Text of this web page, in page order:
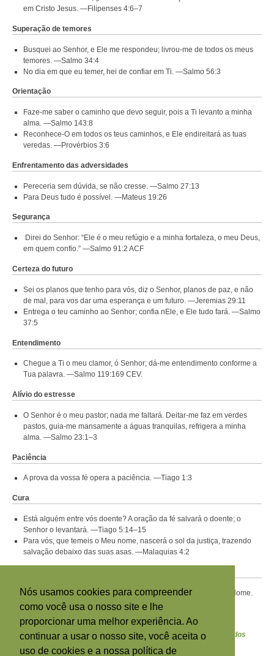
em Cristo Jesus. —Filipenses 4:6–7
Superação de temores
Busquei ao Senhor, e Ele me respondeu; livrou-me de todos os meus
temores. —Salmo 34:4
No dia em que eu temer, hei de confiar em Ti. —Salmo 56:3
Orientação
Faze-me saber o caminho que devo seguir, pois a Ti levanto a minha
alma. —Salmo 143:8
Reconhece-O em todos os teus caminhos, e Ele endireitará as tuas
veredas. —Provérbios 3:6
Enfrentamento das adversidades
Pereceria sem dúvida, se não cresse. —Salmo 27:13
Para Deus tudo é possível. —Mateus 19:26
Segurança
Direi do Senhor: “Ele é o meu refúgio e a minha fortaleza, o meu Deus,
em quem confio.” —Salmo 91:2 ACF
Certeza do futuro
Sei os planos que tenho para vós, diz o Senhor, planos de paz, e não
de mal, para vos dar uma esperança e um futuro. —Jeremias 29:11
Entrega o teu caminho ao Senhor; confia nEle, e Ele tudo fará. —Salmo
37:5
Entendimento
Chegue a Ti o meu clamor, ó Senhor; dá-me entendimento conforme a
Tua palavra. —Salmo 119:169 CEV.
Alívio do estresse
O Senhor é o meu pastor; nada me faltará. Deitar-me faz em verdes
pastos, guia-me mansamente a águas tranquilas, refrigera a minha
alma. —Salmo 23:1–3
Paciência
A prova da vossa fé opera a paciência. —Tiago 1:3
Cura
Está alguém entre vós doente? A oração da fé salvará o doente; o
Senhor o levantará. —Tiago 5:14–15
Para vós, que temeis o Meu nome, nascerá o sol da justiça, trazendo
salvação debaixo das suas asas. —Malaquias 4:2
Nele se alegra o nosso coração, pois confiamos no Seu santo Nome.
—Salmo 33:21
Se quiser mais artigos de Maria Fontaine, visite oEspaço dos
Diretores
Nós usamos cookies para compreender
como você usa o nosso site e lhe
proporcionar uma melhor experiência. Ao
continuar a usar o nosso site, você aceita o
uso de cookies e a nossa política de